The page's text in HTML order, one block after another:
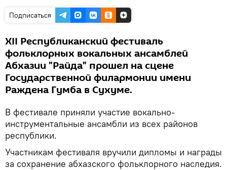
Подписаться
XII Республиканский фестиваль
фольклорных вокальных ансамблей
Абхазии "Райда" прошел на сцене
Государственной филармонии имени
Раждена Гумба в Сухуме.
В фестивале приняли участие вокально-
инструментальные ансамбли из всех районов
республики.
Участникам фестиваля вручили дипломы и награды
за сохранение абхазского фольклорного наследия.